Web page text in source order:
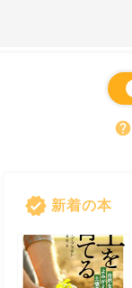
help
verified 新着の本